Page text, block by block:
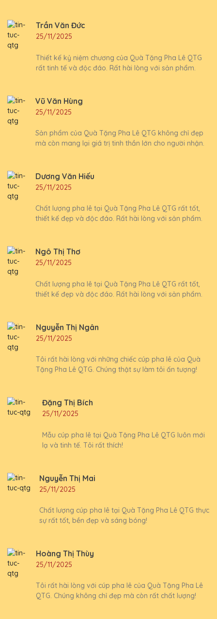
Trần Văn Đức
25/11/2025
Thiết kế kỷ niệm chương của Quà Tặng Pha Lê QTG
rất tinh tế và độc đáo. Rất hài lòng với sản phẩm.
Vũ Văn Hùng
25/11/2025
Sản phẩm của Quà Tặng Pha Lê QTG không chỉ đẹp
mà còn mang lại giá trị tinh thần lớn cho người nhận.
Dương Văn Hiếu
25/11/2025
Chất lượng pha lê tại Quà Tặng Pha Lê QTG rất tốt,
thiết kế đẹp và độc đáo. Rất hài lòng với sản phẩm.
Ngô Thị Thơ
25/11/2025
Chất lượng pha lê tại Quà Tặng Pha Lê QTG rất tốt,
thiết kế đẹp và độc đáo. Rất hài lòng với sản phẩm.
Nguyễn Thị Ngân
25/11/2025
Tôi rất hài lòng với những chiếc cúp pha lê của Quà
Tặng Pha Lê QTG. Chúng thật sự làm tôi ấn tượng!
Đặng Thị Bích
25/11/2025
Mẫu cúp pha lê tại Quà Tặng Pha Lê QTG luôn mới
lạ và tinh tế. Tôi rất thích!
Nguyễn Thị Mai
25/11/2025
Chất lượng cúp pha lê tại Quà Tặng Pha Lê QTG thực
sự rất tốt, bền đẹp và sáng bóng!
Hoàng Thị Thùy
25/11/2025
Tôi rất hài lòng với cúp pha lê của Quà Tặng Pha Lê
QTG. Chúng không chỉ đẹp mà còn rất chất lượng!